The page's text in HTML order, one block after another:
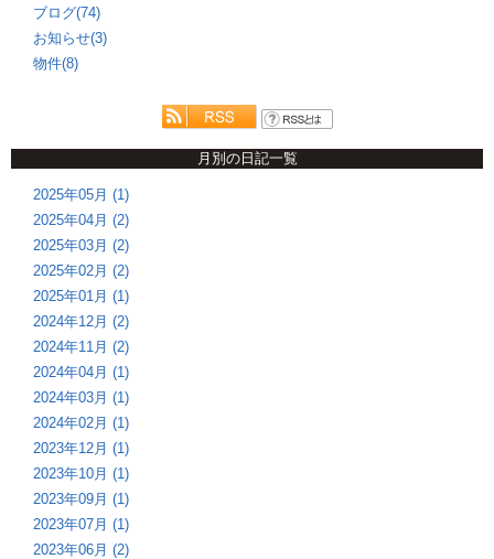
ブログ(74)
お知らせ(3)
物件(8)
月別の日記一覧
2025年05月 (1)
2025年04月 (2)
2025年03月 (2)
2025年02月 (2)
2025年01月 (1)
2024年12月 (2)
2024年11月 (2)
2024年04月 (1)
2024年03月 (1)
2024年02月 (1)
2023年12月 (1)
2023年10月 (1)
2023年09月 (1)
2023年07月 (1)
2023年06月 (2)